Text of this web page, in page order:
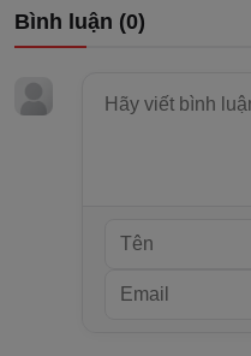
Bình luận (0)